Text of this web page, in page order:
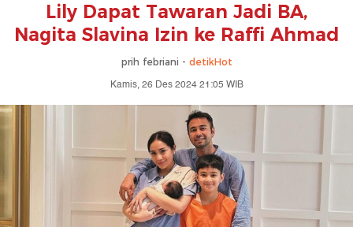
Lily Dapat Tawaran Jadi BA,
Nagita Slavina Izin ke Raffi Ahmad
prih febriani - detikHot
Kamis, 26 Des 2024 21:05 WIB